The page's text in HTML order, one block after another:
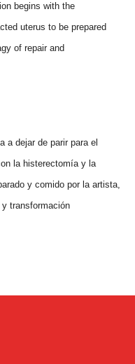
begins with the
uterus to be prepared
of repair and
a dejar de parir para el
la histerectomía y la
y comido por la artista,
transformación